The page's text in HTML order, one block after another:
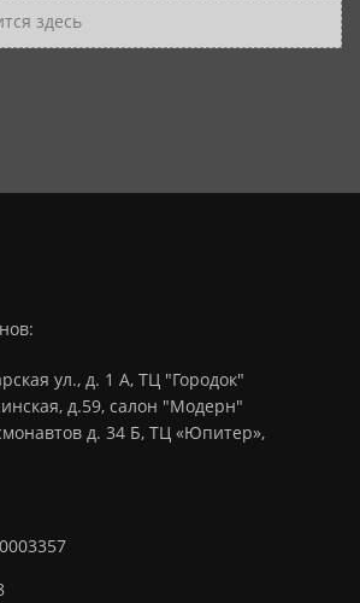
здесь
ул., д. 1 А, ТЦ "Городок"
д.59, салон "Модерн"
д. 34 Б, ТЦ «Юпитер»,